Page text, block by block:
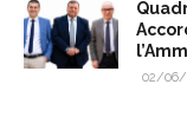
02/06/